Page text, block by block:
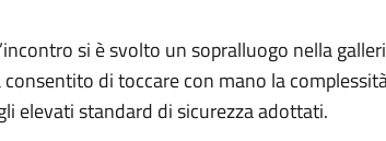
si è svolto un sopralluogo nella
consentito di toccare con mano la
elevati standard di sicurezza adottati.